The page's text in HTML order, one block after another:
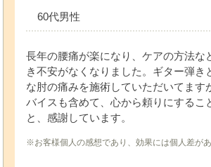
60代男性
長年の腰痛が楽になり、ケアの方法な
き不安がなくなりました。ギター弾き
な肘の痛みを施術していただいてます
バイスも含めて、心から頼りにするこ
と、感謝しています。
※お客様個人の感想であり、効果には個人差があ